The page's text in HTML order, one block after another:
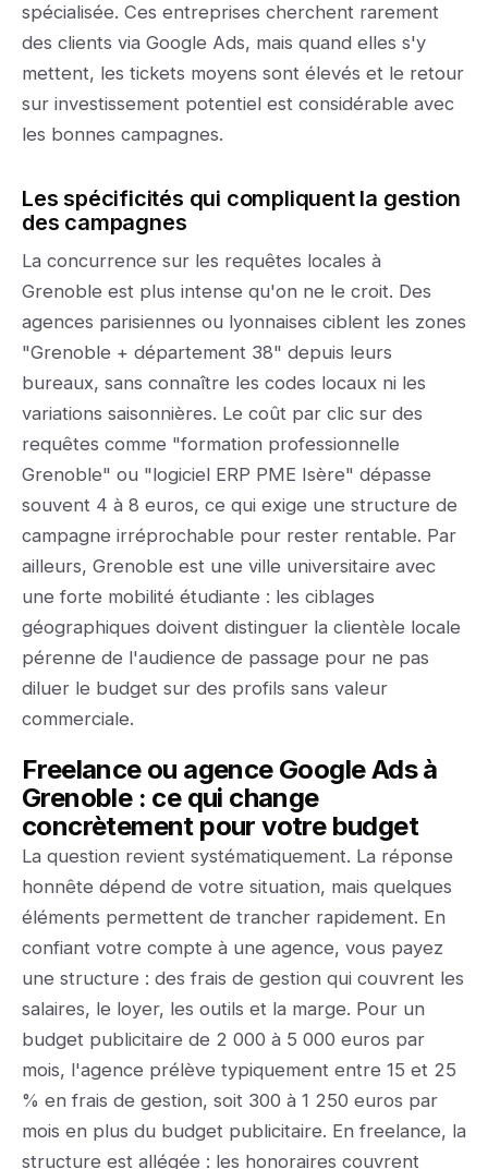
spécialisée. Ces entreprises cherchent rarement
des clients via Google Ads, mais quand elles s'y
mettent, les tickets moyens sont élevés et le retour
sur investissement potentiel est considérable avec
les bonnes campagnes.
Les spécificités qui compliquent la gestion
des campagnes
La concurrence sur les requêtes locales à
Grenoble est plus intense qu'on ne le croit. Des
agences parisiennes ou lyonnaises ciblent les zones
"Grenoble + département 38" depuis leurs
bureaux, sans connaître les codes locaux ni les
variations saisonnières. Le coût par clic sur des
requêtes comme "formation professionnelle
Grenoble" ou "logiciel ERP PME Isère" dépasse
souvent 4 à 8 euros, ce qui exige une structure de
campagne irréprochable pour rester rentable. Par
ailleurs, Grenoble est une ville universitaire avec
une forte mobilité étudiante : les ciblages
géographiques doivent distinguer la clientèle locale
pérenne de l'audience de passage pour ne pas
diluer le budget sur des profils sans valeur
commerciale.
Freelance ou agence Google Ads à
Grenoble : ce qui change
concrètement pour votre budget
La question revient systématiquement. La réponse
honnête dépend de votre situation, mais quelques
éléments permettent de trancher rapidement. En
confiant votre compte à une agence, vous payez
une structure : des frais de gestion qui couvrent les
salaires, le loyer, les outils et la marge. Pour un
budget publicitaire de 2 000 à 5 000 euros par
mois, l'agence prélève typiquement entre 15 et 25
% en frais de gestion, soit 300 à 1 250 euros par
mois en plus du budget publicitaire. En freelance, la
structure est allégée : les honoraires couvrent